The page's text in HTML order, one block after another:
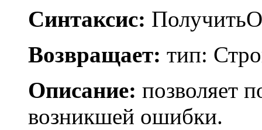
Синтаксис:
Возвращает: тип:
Описание: позволяет
возникшей ошибки.